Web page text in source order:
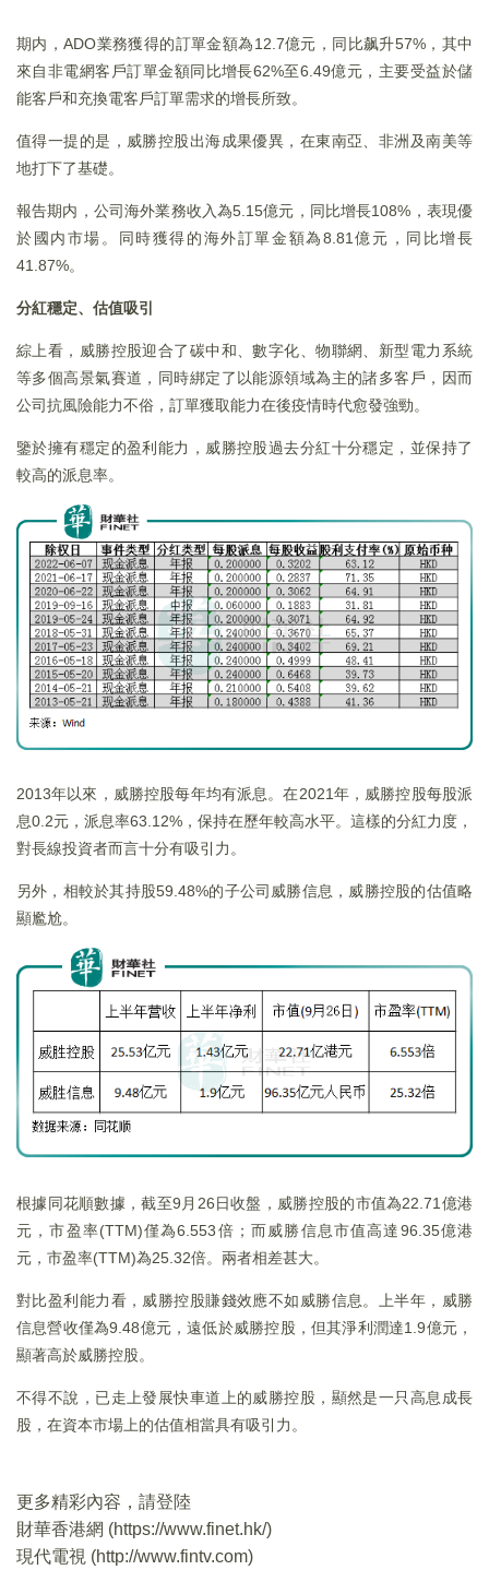
期内，ADO業務獲得的訂單金額為12.7億元，同比飙升57%，其中
來自非電網客戶訂單金額同比增長62%至6.49億元，主要受益於儲
能客戶和充換電客戶訂單需求的增長所致。
值得一提的是，威勝控股出海成果優異，在東南亞、非洲及南美等
地打下了基礎。
報告期内，公司海外業務收入為5.15億元，同比增長108%，表現優
於國内市場。同時獲得的海外訂單金額為8.81億元，同比增長
41.87%。
分紅穩定、估值吸引
綜上看，威勝控股迎合了碳中和、數字化、物聯網、新型電力系統
等多個高景氣賽道，同時綁定了以能源領域為主的諸多客戶，因而
公司抗風險能力不俗，訂單獲取能力在後疫情時代愈發強勁。
鑒於擁有穩定的盈利能力，威勝控股過去分紅十分穩定，並保持了
較高的派息率。
2013年以來，威勝控股每年均有派息。在2021年，威勝控股每股派
息0.2元，派息率63.12%，保持在歷年較高水平。這樣的分紅力度，
對長線投資者而言十分有吸引力。
另外，相較於其持股59.48%的子公司威勝信息，威勝控股的估值略
顯尷尬。
根據同花順數據，截至9月26日收盤，威勝控股的市值為22.71億港
元，市盈率(TTM)僅為6.553倍；而威勝信息市值高達96.35億港
元，市盈率(TTM)為25.32倍。兩者相差甚大。
對比盈利能力看，威勝控股賺錢效應不如威勝信息。上半年，威勝
信息營收僅為9.48億元，遠低於威勝控股，但其淨利潤達1.9億元，
顯著高於威勝控股。
不得不說，已走上發展快車道上的威勝控股，顯然是一只高息成長
股，在資本市場上的估值相當具有吸引力。
更多精彩內容，請登陸
財華香港網 (https://www.finet.hk/)
現代電視 (http://www.fintv.com)